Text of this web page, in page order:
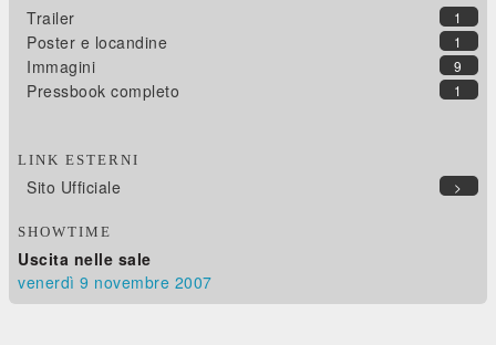
1
Trailer
1
Poster e locandine
9
Immagini
1
Pressbook completo
LINK ESTERNI
>
Sito Ufficiale
SHOWTIME
Uscita nelle sale
venerdì 9 novembre 2007